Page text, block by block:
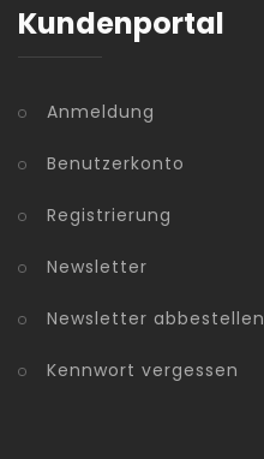
Kundenportal
Anmeldung
Benutzerkonto
Registrierung
Newsletter
Newsletter abbestellen
Kennwort vergessen